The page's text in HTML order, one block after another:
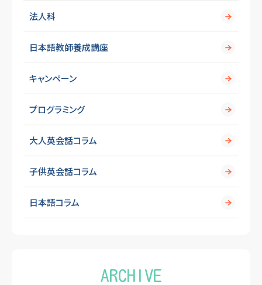
法人科
日本語教師養成講座
キャンペーン
プログラミング
大人英会話コラム
子供英会話コラム
日本語コラム
ARCHIVE